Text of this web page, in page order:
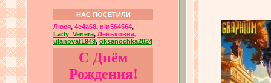
НАС ПОСЕТИЛИ
Люся, 4e4a68, nin564564,
Lady_Venera, Лёньковна,
ulanovat1949, oksanochka2024
С Днём
Рождения!